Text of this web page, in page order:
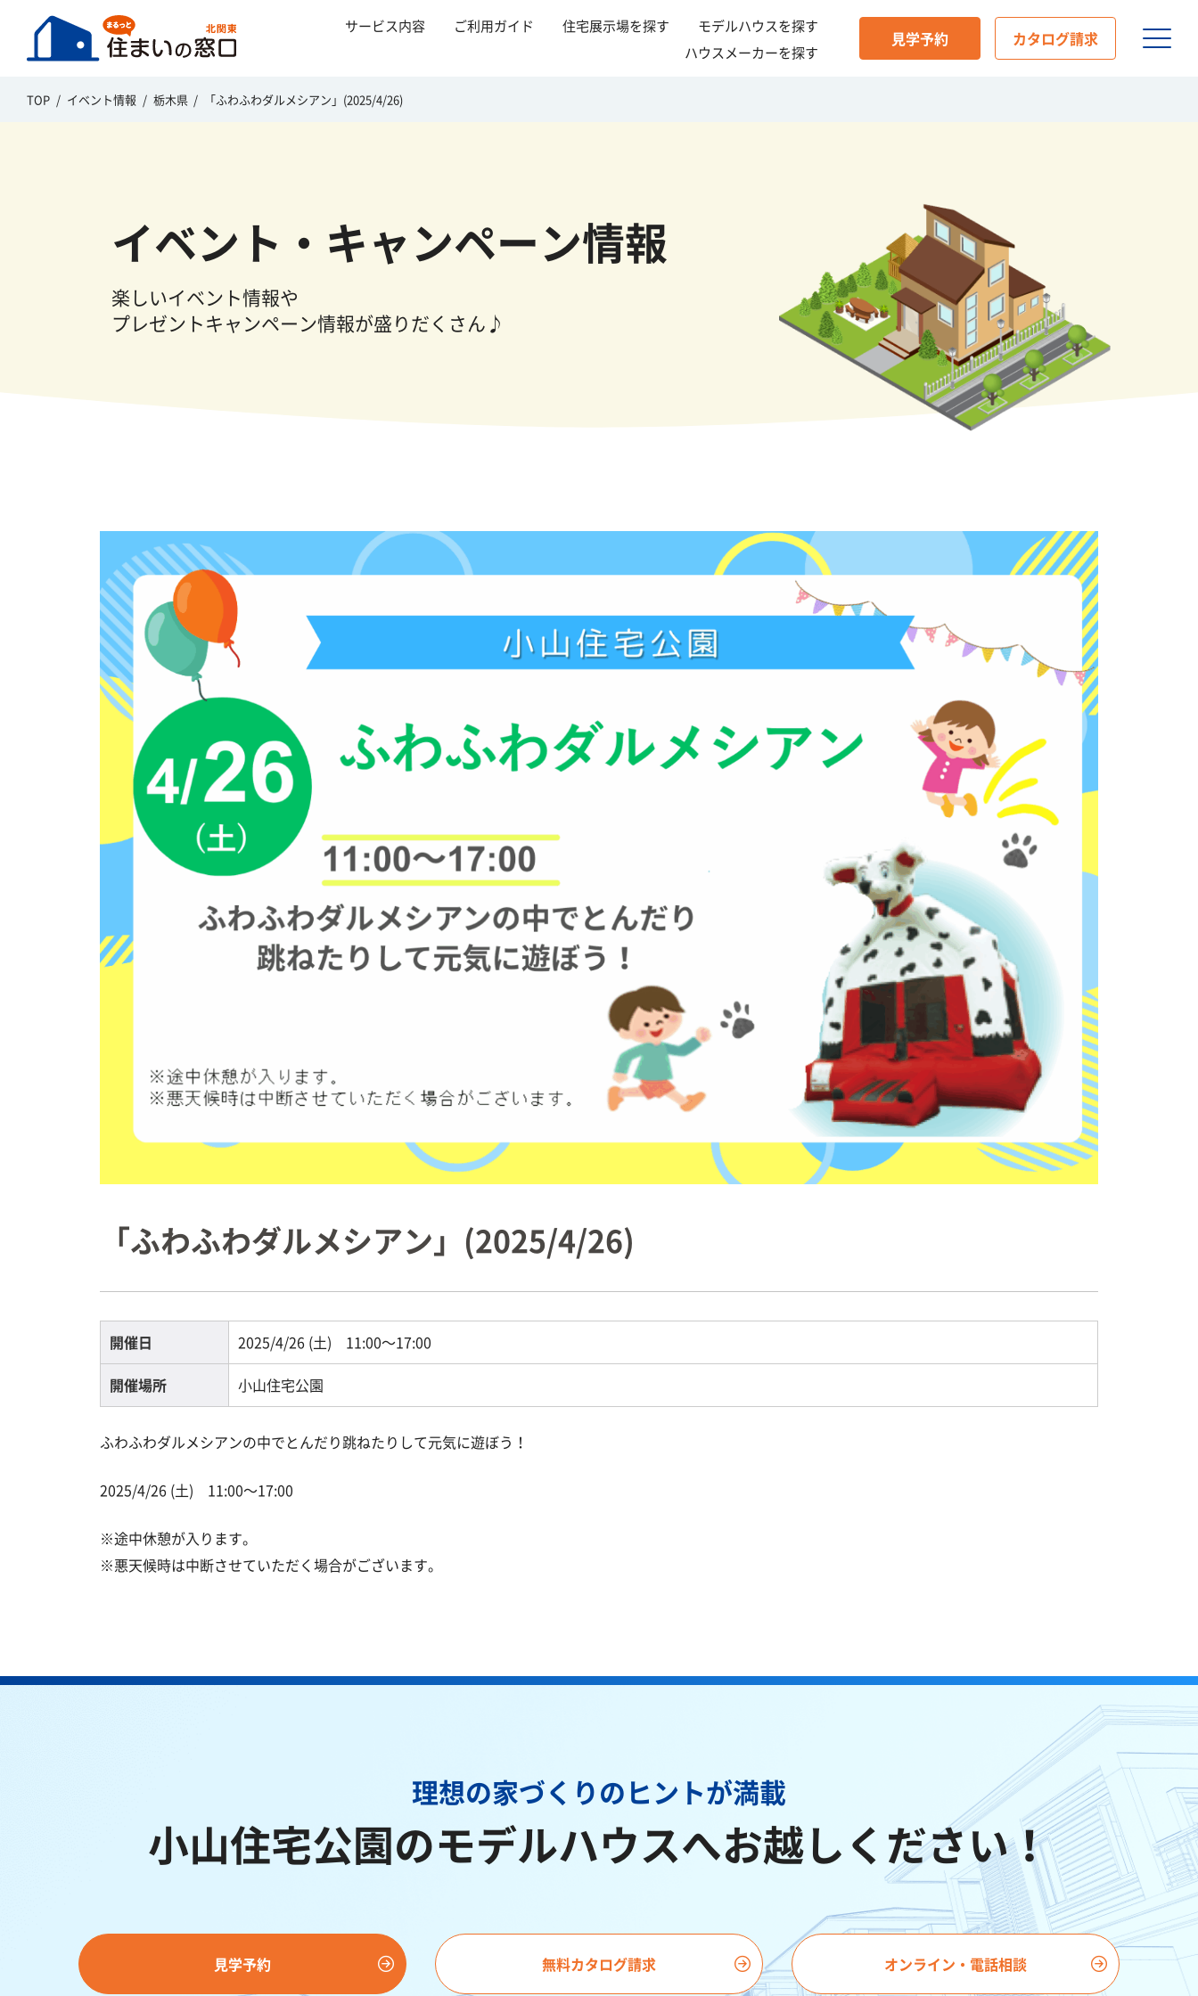
サービス内容 ご利用ガイド 住宅展示場を探す
モデルハウスを探す
ハウスメーカーを探す
見学予約 カタログ請求
TOP イベント情報 栃木県 「ふわふわダルメシアン」(2025/4/26)
イベント・キャンペーン情報
楽しいイベント情報や
プレゼントキャンペーン情報が盛りだくさん♪
「ふわふわダルメシアン」(2025/4/26)
開催日
2025/4/26 (土) 11:00～17:00
開催場所
小山住宅公園
ふわふわダルメシアンの中でとんだり跳ねたりして元気に遊ぼう！
2025/4/26 (土) 11:00～17:00
※途中休憩が入ります。
※悪天候時は中断させていただく場合がございます。
理想の家づくりのヒントが満載
小山住宅公園のモデルハウスへお越しください！
見学予約 無料カタログ請求 オンライン・電話相談